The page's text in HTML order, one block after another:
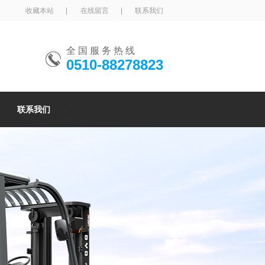
收藏本站 在线留言 联系我们
全 国 服 务 热 线
0510-88278823
联系我们